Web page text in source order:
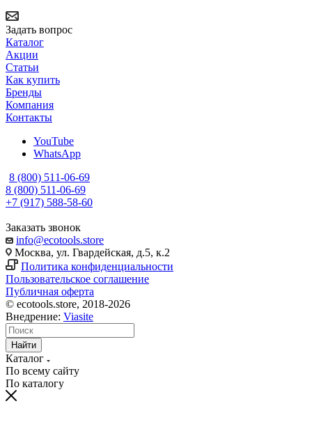
Задать вопрос
Каталог
Акции
Статьи
Как купить
Бренды
Компания
Контакты
YouTube
WhatsApp
8 (800) 511-06-69
8 (800) 511-06-69
+7 (917) 588-58-60
Заказать звонок
info@ecotools.store
Москва, ул. Гвардейская, д.5, к.2
Политика конфиденциальности
Пользовательское соглашение
Публичная оферта
© ecotools.store, 2018-2026
Внедрение: Viasite
Найти
Каталог
По всему сайту
По каталогу